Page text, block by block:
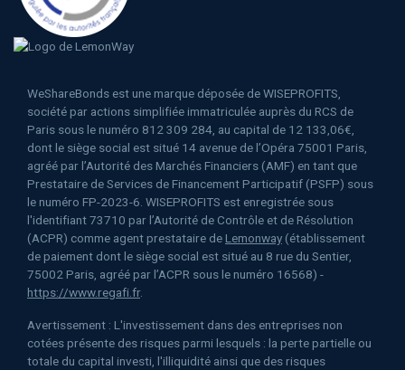
WeShareBonds est une marque déposée de WISEPROFITS,
société par actions simplifiée immatriculée auprès du RCS de
Paris sous le numéro 812 309 284, au capital de 12 133,06€,
dont le siège social est situé 14 avenue de l’Opéra 75001 Paris,
agréé par l’Autorité des Marchés Financiers (AMF) en tant que
Prestataire de Services de Financement Participatif (PSFP) sous
le numéro FP-2023-6. WISEPROFITS est enregistrée sous
l'identifiant 73710 par l’Autorité de Contrôle et de Résolution
(ACPR) comme agent prestataire de Lemonway (établissement
de paiement dont le siège social est situé au 8 rue du Sentier,
75002 Paris, agréé par l’ACPR sous le numéro 16568) -
https://www.regafi.fr.
Avertissement : L'investissement dans des entreprises non
cotées présente des risques parmi lesquels : la perte partielle ou
totale du capital investi, l'illiquidité ainsi que des risques